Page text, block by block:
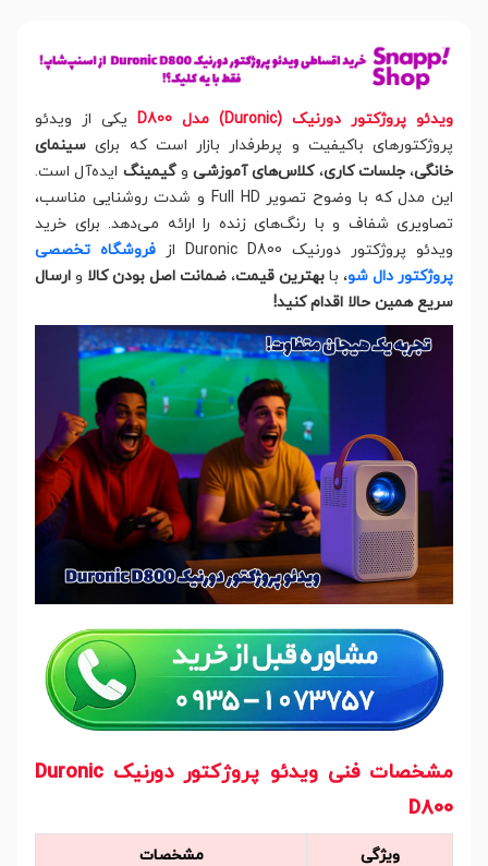
ویدئو پروژکتور دورنیک (Duronic) مدل D800
یکی از ویدئو
پروژکتورهای باکیفیت و پرطرفدار بازار است که برای سینمای
خانگی،جلسات کاری،کلاس‌های آموزشی وگیمینگ ایده‌آل است.
این مدل که با وضوح تصویر Full HD و شدت روشنایی مناسب،
تصاویری شفاف و با رنگ‌های زنده را ارائه می‌دهد. برای خرید
ویدئو پروژکتور دورنیک Duronic D800 از
فروشگاه تخصصی
پروژکتور دال شو، با بهترین قیمت، ضمانت اصل بودن کالا و ارسال
سریع همین حالا اقدام کنید!
مشخصات فنی ویدئو پروژکتور دورنیک Duronic
D800
ویژگی مشخصات